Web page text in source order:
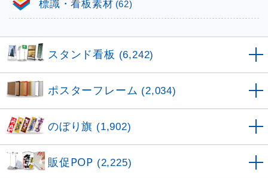
標識・看板素材 (62)
スタンド看板 (6,242)
ポスターフレーム (2,034)
のぼり旗 (1,902)
販促POP (2,225)